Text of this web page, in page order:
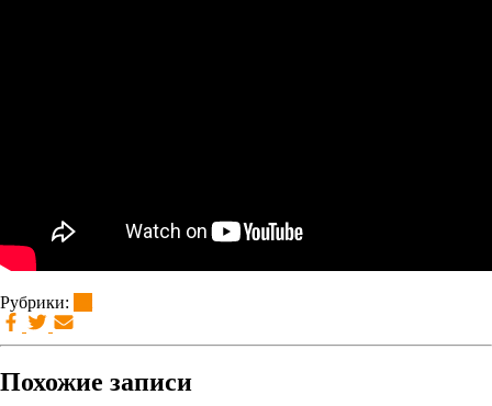
Рубрики:
Похожие записи